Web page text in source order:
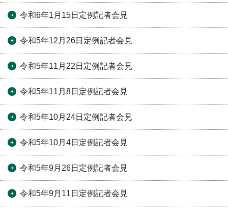
令和6年1月15日定例記者会見
令和5年12月26日定例記者会見
令和5年11月22日定例記者会見
令和5年11月8日定例記者会見
令和5年10月24日定例記者会見
令和5年10月4日定例記者会見
令和5年9月26日定例記者会見
令和5年9月11日定例記者会見